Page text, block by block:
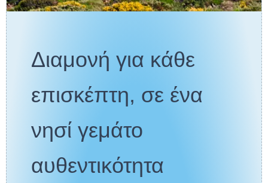
Διαμονή για κάθε
επισκέπτη, σε ένα
νησί γεμάτο
αυθεντικότητα